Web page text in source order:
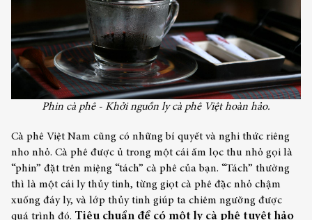
Phin cà phê - Khởi nguồn ly cà phê Việt hoàn hảo.
Cà phê Việt Nam cũng có những bí quyết và nghi thức riêng
nho nhỏ. Cà phê được ủ trong một cái ấm lọc thu nhỏ gọi là
“phin” đặt trên miệng “tách” cà phê của bạn. “Tách” thường
thì là một cái ly thủy tinh, từng giọt cà phê đặc nhỏ chậm
xuống đáy ly, và lớp thủy tinh giúp ta chiêm ngưỡng được
quá trình đó. Tiêu chuẩn để có một ly cà phê tuyệt hảo